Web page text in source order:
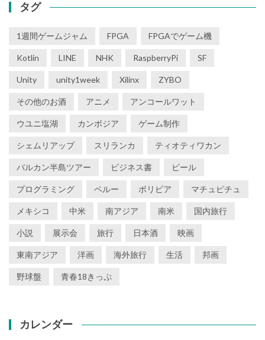
タグ
1週間ゲームジャム FPGA FPGAでゲーム機
Kotlin LINE NHK RaspberryPi SF
Unity unity1week Xilinx ZYBO
その他のお酒 アニメ アンコールワット
ウユニ塩湖 カンボジア ゲーム制作
シェムリアップ スリランカ ティオティワカン
バルカン半島ツアー ビジネス書 ビール
プログラミング ペルー ボリビア マチュピチュ
メキシコ 中米 南アジア 南米 国内旅行
小説 展示会 旅行 日本酒 映画
東南アジア 洋画 海外旅行 生活 邦画
野球盤 青春18きっぷ
カレンダー